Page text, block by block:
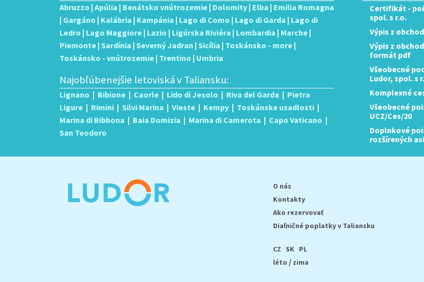
Abruzzo | Apúlia | Benátsko vnútrozemie | Dolomity | Elba | Emilia Romagna
| Gargáno | Kalábria | Kampánia | Lago di Como | Lago di Garda | Lago di
Ledro | Lago Maggiore | Lazio | Ligúrska Riviéra | Lombardia | Marche |
Piemonte | Sardínia | Severný Jadran | Sicília | Toskánsko - more |
Toskánsko - vnútrozemie | Trentino | Umbria
Najobľúbenejšie letoviská v Taliansku:
Lignano | Bibione | Caorle | Lido di Jesolo | Riva del Garda | Pietra
Ligure | Rimini | Silvi Marina | Vieste | Kempy | Toskánske usadlosti |
Marina di Bibbona | Baia Domizia | Marina di Camerota | Capo Vaticano |
San Teodoro
Certifikát -
spol. s r.o.
Výpis z
Výpis z
formát pdf
Všeobecné
Ludor, spol. s
Komplexné
Všeobecné
UCZ/Ces/20
Doplnkové
rozšírených
O nás
Kontakty
Ako rezervovať
Diaľničné poplatky v Taliansku
CZ SK PL
léto / zima